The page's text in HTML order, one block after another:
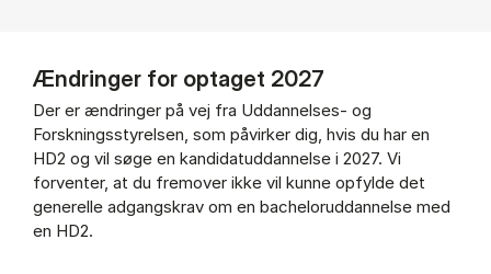
Ændringer for optaget 2027
Der er ændringer på vej fra Uddannelses- og
Forskningsstyrelsen, som påvirker dig, hvis du har en
HD2 og vil søge en kandidatuddannelse i 2027. Vi
forventer, at du fremover ikke vil kunne opfylde det
generelle adgangskrav om en bacheloruddannelse med
en HD2.